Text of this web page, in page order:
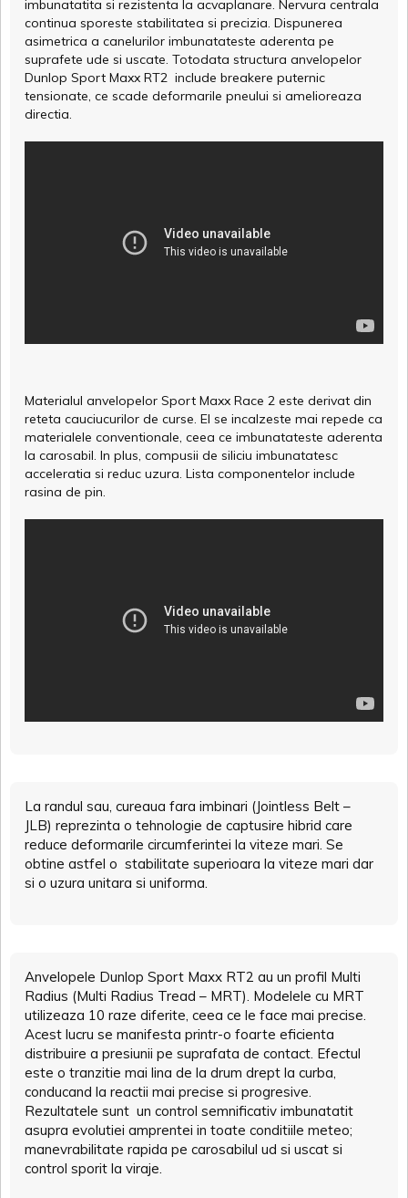
imbunatatita si rezistenta la acvaplanare. Nervura centrala
continua sporeste stabilitatea si precizia. Dispunerea
asimetrica a canelurilor imbunatateste aderenta pe
suprafete ude si uscate. Totodata structura anvelopelor
Dunlop Sport Maxx RT2 include breakere puternic
tensionate, ce scade deformarile pneului si amelioreaza
directia.
Materialul anvelopelor Sport Maxx Race 2 este derivat din
reteta cauciucurilor de curse. El se incalzeste mai repede ca
materialele conventionale, ceea ce imbunatateste aderenta
la carosabil. In plus, compusii de siliciu imbunatatesc
acceleratia si reduc uzura. Lista componentelor include
rasina de pin.
La randul sau, cureaua fara imbinari (Jointless Belt –
JLB) reprezinta o tehnologie de captusire hibrid care
reduce deformarile circumferintei la viteze mari. Se
obtine astfel o stabilitate superioara la viteze mari dar
si o uzura unitara si uniforma.
Anvelopele Dunlop Sport Maxx RT2 au un profil Multi
Radius (Multi Radius Tread – MRT). Modelele cu MRT
utilizeaza 10 raze diferite, ceea ce le face mai precise.
Acest lucru se manifesta printr-o foarte eficienta
distribuire a presiunii pe suprafata de contact. Efectul
este o tranzitie mai lina de la drum drept la curba,
conducand la reactii mai precise si progresive.
Rezultatele sunt un control semnificativ imbunatatit
asupra evolutiei amprentei in toate conditiile meteo;
manevrabilitate rapida pe carosabilul ud si uscat si
control sporit la viraje.